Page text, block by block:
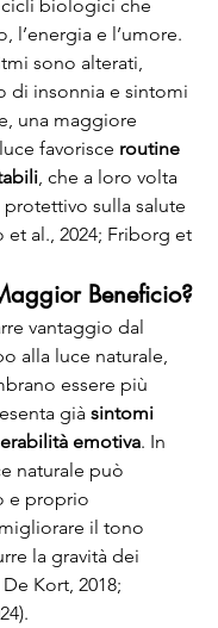
cicli biologici che
l’energia e l’umore.
sono alterati,
di insonnia e sintomi
una maggiore
favorisce routine
, che a loro volta
sulla salute
et al., 2024; Friborg et
Beneficio?
vantaggio dal
alla luce naturale,
essere più
già sintomi
emotiva. In
naturale può
e proprio
il tono
la gravità dei
Kort, 2018;